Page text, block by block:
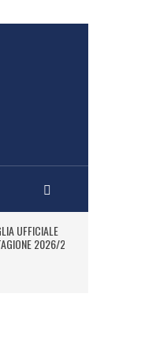
UFFICIALE
2026/27).